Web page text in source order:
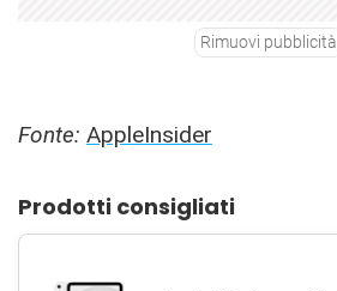
Rimuovi pubblicità
Fonte: AppleInsider
Prodotti consigliati